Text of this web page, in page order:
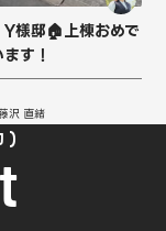
Y様邸🏠上棟おめで
す！
沢 直緒